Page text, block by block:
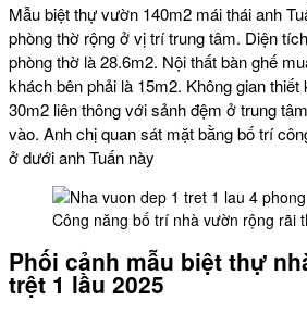
Mẫu biệt thự vườn 140m2 mái thái anh
phòng thờ rộng ở vị trí trung tâm. Diện
phòng thờ là 28.6m2. Nội thất bàn ghế
khách bên phải là 15m2. Không gian
30m2 liên thông với sảnh đệm ở trung
vào. Anh chị quan sát mặt bằng bố trí
ở dưới anh Tuấn này
Công năng bố trí nhà vườn rộng rãi
Phối cảnh mẫu biệt thự
trệt 1 lầu 2025